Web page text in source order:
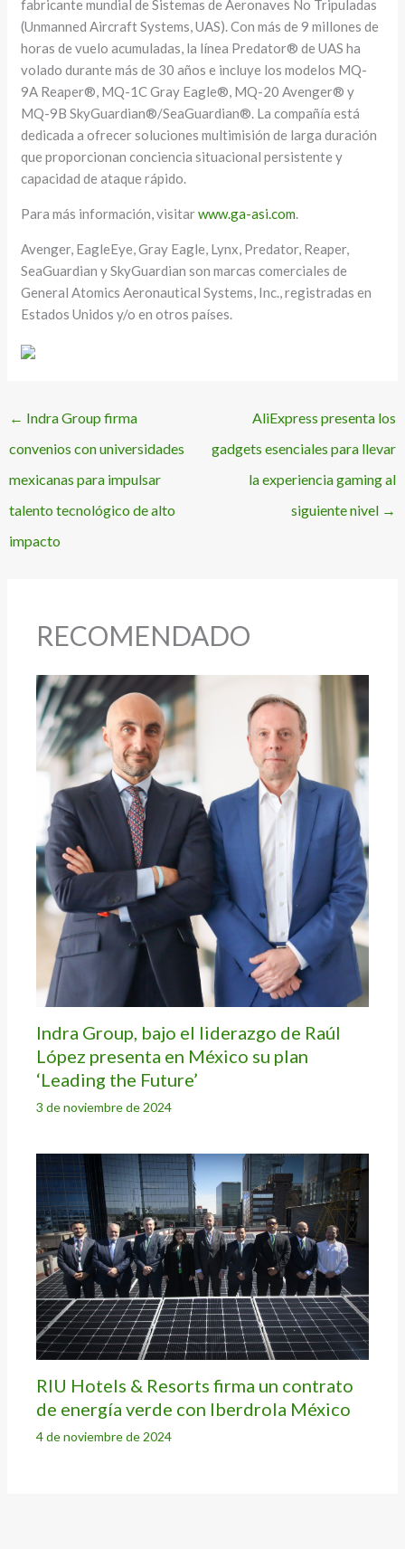
fabricante mundial de Sistemas de Aeronaves No Tripuladas
(Unmanned Aircraft Systems, UAS). Con más de 9 millones de
horas de vuelo acumuladas, la línea Predator® de UAS ha
volado durante más de 30 años e incluye los modelos MQ-
9A Reaper®, MQ-1C Gray Eagle®, MQ-20 Avenger® y
MQ-9B SkyGuardian®/SeaGuardian®. La compañía está
dedicada a ofrecer soluciones multimisión de larga duración
que proporcionan conciencia situacional persistente y
capacidad de ataque rápido.
Para más información, visitarwww.ga-asi.com.
Avenger, EagleEye, Gray Eagle, Lynx, Predator, Reaper,
SeaGuardian y SkyGuardian son marcas comerciales de
General Atomics Aeronautical Systems, Inc., registradas en
Estados Unidos y/o en otros países.
← Indra Group firma
convenios con universidades
mexicanas para impulsar
talento tecnológico de alto
impacto
AliExpress presenta los
gadgets esenciales para llevar
la experiencia gaming al
siguiente nivel →
RECOMENDADO
Indra Group, bajo el liderazgo de Raúl
López presenta en México su plan
‘Leading the Future’
3 de noviembre de 2024
RIU Hotels & Resorts firma un contrato
de energía verde con Iberdrola México
4 de noviembre de 2024